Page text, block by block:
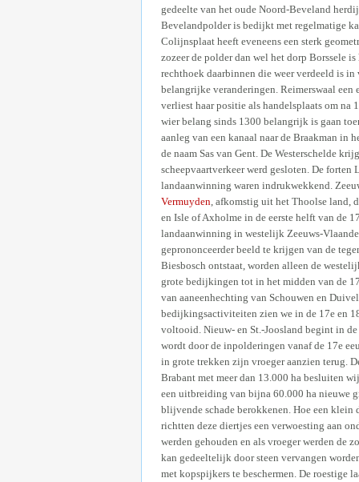
gedeelte van het oude Noord-Beveland
Bevelandpolder is bedijkt met regelmatige
Colijnsplaat heeft eveneens een sterk
zozeer de polder dan wel het dorp Borssele
rechthoek daarbinnen die weer verdeeld is
belangrijke veranderingen. Reimerswaal
verliest haar positie als handelsplaats om na
wier belang sinds 1300 belangrijk is gaan
aanleg van een kanaal naar de Braakman in
de naam Sas van Gent. De Westerschelde
scheepvaartverkeer werd gesloten. De
landaanwinning waren indrukwekkend.
Vermuyden , afkomstig uit het Thoolse land,
en Isle of Axholme in de eerste helft van de
landaanwinning in westelijk Zeeuws-
geprononceerder beeld te krijgen van de
Biesbosch ontstaat, worden alleen de
grote bedijkingen tot in het midden van de
van aaneenhechting van Schouwen en
bedijkingsactiviteiten zien we in de 17e en
voltooid. Nieuw- en St.-Joosland begint in de
wordt door de inpolderingen vanaf de 17e
in grote trekken zijn vroeger aanzien terug.
Brabant met meer dan 13.000 ha besluiten
een uitbreiding van bijna 60.000 ha nieuwe
blijvende schade berokkenen. Hoe een
richtten deze diertjes een verwoesting aan
werden gehouden en als vroeger werden de
kan gedeeltelijk door steen vervangen
met kopspijkers te beschermen. De roestige